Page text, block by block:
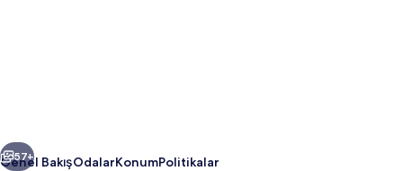
Sonraki
57+
Genel BakışOdalarKonumPolitikalar